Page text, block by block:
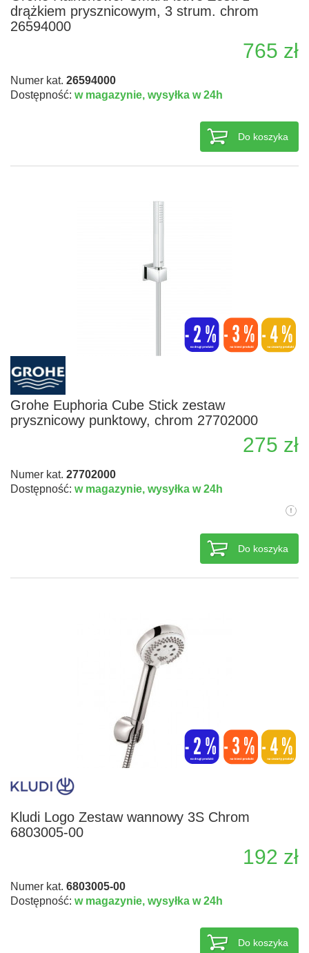
drążkiem prysznicowym, 3 strum. chrom
26594000
765 zł
Numer kat. 26594000
Dostępność: w magazynie, wysyłka w 24h
Do koszyka
Grohe Euphoria Cube Stick zestaw
prysznicowy punktowy, chrom 27702000
275 zł
Numer kat. 27702000
Dostępność: w magazynie, wysyłka w 24h
Do koszyka
Kludi Logo Zestaw wannowy 3S Chrom
6803005-00
192 zł
Numer kat. 6803005-00
Dostępność: w magazynie, wysyłka w 24h
Do koszyka